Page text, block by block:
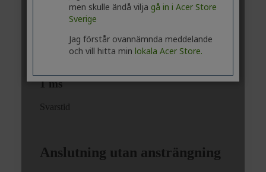
men skulle ändå vilja gå in i Acer Store
Sverige
Jag förstår ovannämnda meddelande
och vill hitta min lokala Acer Store.